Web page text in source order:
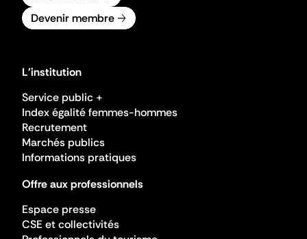
Devenir membre
L'institution
Service public +
Index égalité femmes-hommes
Recrutement
Marchés publics
Informations pratiques
Offre aux professionnels
Espace presse
CSE et collectivités